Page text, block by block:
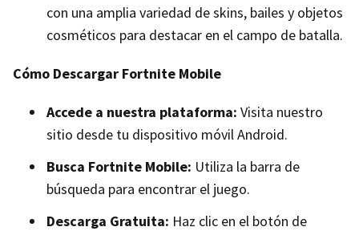
con una amplia variedad de skins, bailes y objetos
cosméticos para destacar en el campo de batalla.
Cómo Descargar Fortnite Mobile
Accede a nuestra plataforma: Visita nuestro
sitio desde tu dispositivo móvil Android.
Busca Fortnite Mobile: Utiliza la barra de
búsqueda para encontrar el juego.
Descarga Gratuita: Haz clic en el botón de